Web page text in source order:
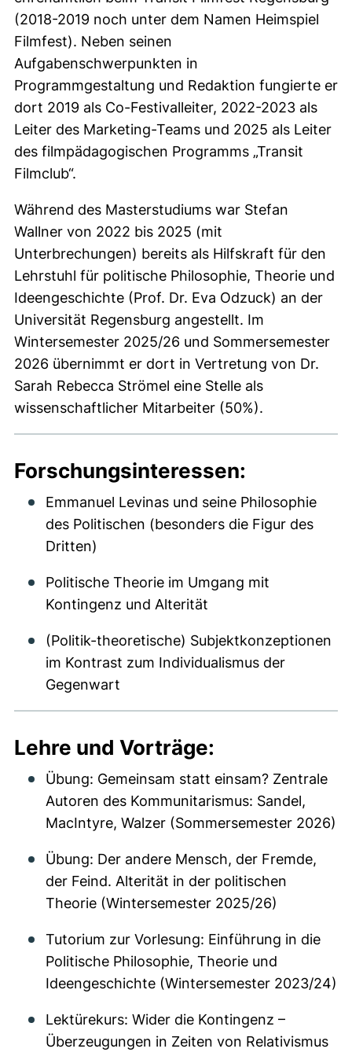
(2018-2019 noch unter dem Namen Heimspiel
Filmfest). Neben seinen
Aufgabenschwerpunkten in
Programmgestaltung und Redaktion fungierte er
dort 2019 als Co-Festivalleiter, 2022-2023 als
Leiter des Marketing-Teams und 2025 als Leiter
des filmpädagogischen Programms „Transit
Filmclub“.
Während des Masterstudiums war Stefan
Wallner von 2022 bis 2025 (mit
Unterbrechungen) bereits als Hilfskraft für den
Lehrstuhl für politische Philosophie, Theorie und
Ideengeschichte (Prof. Dr. Eva Odzuck) an der
Universität Regensburg angestellt. Im
Wintersemester 2025/26 und Sommersemester
2026 übernimmt er dort in Vertretung von Dr.
Sarah Rebecca Strömel eine Stelle als
wissenschaftlicher Mitarbeiter (50%).
Forschungsinteressen:
Emmanuel Levinas und seine Philosophie
des Politischen (besonders die Figur des
Dritten)
Politische Theorie im Umgang mit
Kontingenz und Alterität
(Politik-theoretische) Subjektkonzeptionen
im Kontrast zum Individualismus der
Gegenwart
Lehre und Vorträge:
Übung: Gemeinsam statt einsam? Zentrale
Autoren des Kommunitarismus: Sandel,
MacIntyre, Walzer (Sommersemester 2026)
Übung: Der andere Mensch, der Fremde,
der Feind. Alterität in der politischen
Theorie (Wintersemester 2025/26)
Tutorium zur Vorlesung: Einführung in die
Politische Philosophie, Theorie und
Ideengeschichte (Wintersemester 2023/24)
Lektürekurs: Wider die Kontingenz –
Überzeugungen in Zeiten von Relativismus